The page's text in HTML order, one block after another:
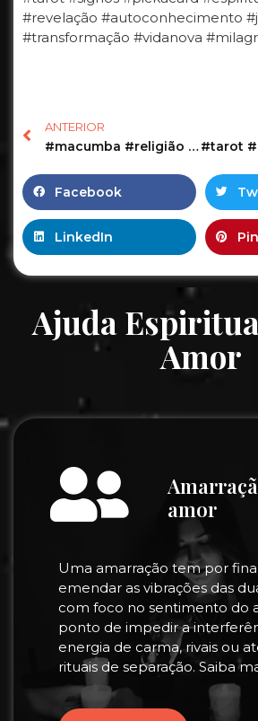
#revelação #autoconhecimento
#transformação #vidanova
ANTERIOR
#macumba #religião #umbanda #simpatias #simpatia #bruxa #oração #ex
Facebook
LinkedIn
Ajuda
Amor
amor
Uma amarração tem por
emendar as vibrações das
com foco no sentimento do
ponto de impedir a
energia de carma, rivais ou
rituais de separação. Saiba